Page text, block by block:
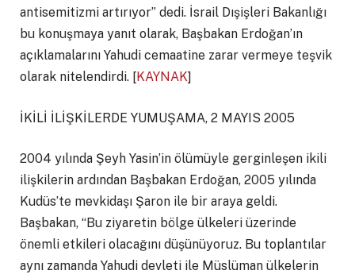
antisemitizmi artırıyor” dedi. İsrail Dışişleri Bakanlığı
bu konuşmaya yanıt olarak, Başbakan Erdoğan’ın
açıklamalarını Yahudi cemaatine zarar vermeye teşvik
olarak nitelendirdi. [KAYNAK]
İKİLİ İLİŞKİLERDE YUMUŞAMA, 2 MAYIS 2005
2004 yılında Şeyh Yasin’in ölümüyle gerginleşen ikili
ilişkilerin ardından Başbakan Erdoğan, 2005 yılında
Kudüs’te mevkidaşı Şaron ile bir araya geldi.
Başbakan, “Bu ziyaretin bölge ülkeleri üzerinde
önemli etkileri olacağını düşünüyoruz. Bu toplantılar
aynı zamanda Yahudi devleti ile Müslüman ülkelerin